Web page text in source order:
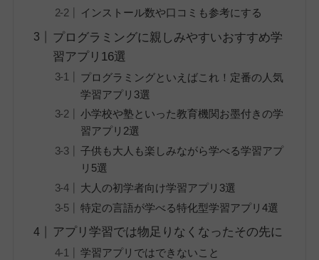
インストール数や口コミも参考にする
プログラミングに親しみやすいおすすめ学
習アプリ16選
プログラミングといえばこれ！定番の人気
学習アプリ3選
小学校や塾といった教育機関お墨付きの学
習アプリ2選
子供も大人も楽しみながら学べる学習アプ
リ5選
大人の初学者向け学習アプリ3選
特定の言語が学べる特化型学習アプリ4選
アプリ学習では物足りなくなったその先に
学習アプリではできないこと